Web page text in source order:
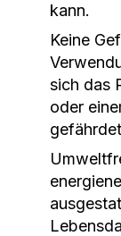
kann.
Keine
sich das
oder